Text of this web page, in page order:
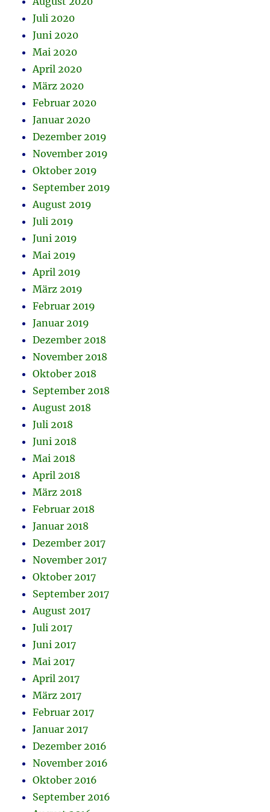
Juli 2020
Juni 2020
Mai 2020
April 2020
März 2020
Februar 2020
Januar 2020
Dezember 2019
November 2019
Oktober 2019
September 2019
August 2019
Juli 2019
Juni 2019
Mai 2019
April 2019
März 2019
Februar 2019
Januar 2019
Dezember 2018
November 2018
Oktober 2018
September 2018
August 2018
Juli 2018
Juni 2018
Mai 2018
April 2018
März 2018
Februar 2018
Januar 2018
Dezember 2017
November 2017
Oktober 2017
September 2017
August 2017
Juli 2017
Juni 2017
Mai 2017
April 2017
März 2017
Februar 2017
Januar 2017
Dezember 2016
November 2016
Oktober 2016
September 2016